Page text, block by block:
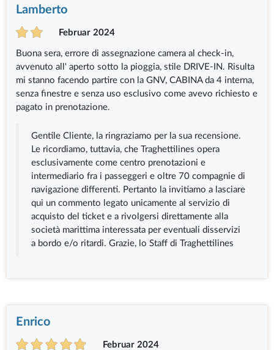
Lamberto
Februar 2024
Buona sera, errore di assegnazione camera al check-in,
avvenuto all' aperto sotto la pioggia, stile DRIVE-IN. Risulta
mi stanno facendo partire con la GNV, CABINA da 4 interna,
senza finestre e senza uso esclusivo come avevo richiesto e
pagato in prenotazione.
Gentile Cliente, la ringraziamo per la sua recensione.
Le ricordiamo, tuttavia, che Traghettilines opera
esclusivamente come centro prenotazioni e
intermediario fra i passeggeri e oltre 70 compagnie di
navigazione differenti. Pertanto la invitiamo a lasciare
qui un commento legato unicamente al servizio di
acquisto del ticket e a rivolgersi direttamente alla
società marittima interessata per eventuali disservizi
a bordo e/o ritardi. Grazie, lo Staff di Traghettilines
Enrico
Februar 2024